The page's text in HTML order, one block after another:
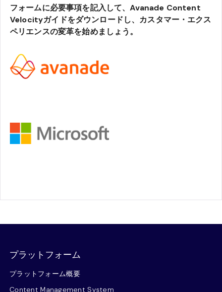
フォームに必要事項を記入して、Avanade Content
Velocityガイドをダウンロードし、カスタマー・エクス
ペリエンスの変革を始めましょう。
プラットフォーム
プラットフォーム概要
Content Management System